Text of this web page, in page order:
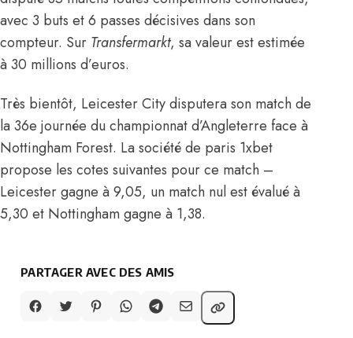
avec 3 buts et 6 passes décisives dans son
compteur. Sur Transfermarkt, sa valeur est estimée
à 30 millions d’euros.
Très bientôt, Leicester City disputera son match de
la 36e journée du championnat d’Angleterre face à
Nottingham Forest. La société de paris 1xbet
propose les cotes suivantes pour ce match –
Leicester gagne à 9,05, un match nul est évalué à
5,30 et Nottingham gagne à 1,38.
PARTAGER AVEC DES AMIS